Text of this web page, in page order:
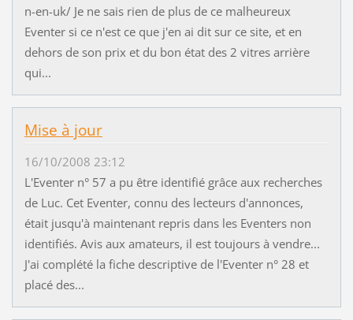
n-en-uk/ Je ne sais rien de plus de ce malheureux
Eventer si ce n'est ce que j'en ai dit sur ce site, et en
dehors de son prix et du bon état des 2 vitres arrière
qui...
Mise à jour
16/10/2008 23:12
L'Eventer n° 57 a pu être identifié grâce aux recherches
de Luc. Cet Eventer, connu des lecteurs d'annonces,
était jusqu'à maintenant repris dans les Eventers non
identifiés. Avis aux amateurs, il est toujours à vendre...
J'ai complété la fiche descriptive de l'Eventer n° 28 et
placé des...